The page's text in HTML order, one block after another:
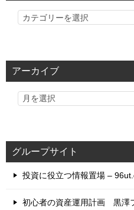
カ
リ
アーカイブ
グループサイト
投資に役立つ情報置場 –
初心者の資産運用計画 黒澤